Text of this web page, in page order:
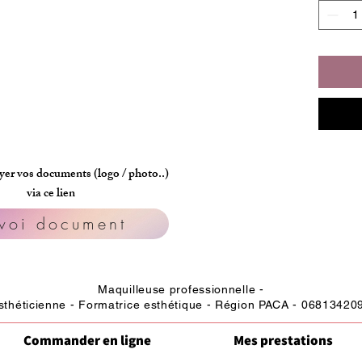
vos documents (logo / photo..)
via ce lien
document
Maquilleuse professionnelle -
- Formatrice esthétique - Région PACA -
Commander en ligne Mes prestations